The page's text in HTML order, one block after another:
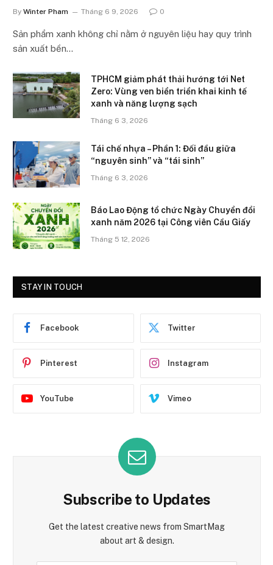
By Winter Pham Tháng 6 9, 2026 0
Sản phẩm xanh không chỉ nằm ở nguyên liệu hay quy trình
sản xuất bền…
TPHCM giảm phát thải hướng tới Net
Zero: Vùng ven biển triển khai kinh tế
xanh và năng lượng sạch
Tháng 6 3, 2026
Tái chế nhựa – Phần 1: Đối đầu giữa
“nguyên sinh” và “tái sinh”
Tháng 6 3, 2026
Báo Lao Động tổ chức Ngày Chuyển đổi
xanh năm 2026 tại Công viên Cầu Giấy
Tháng 5 12, 2026
STAY IN TOUCH
Facebook Twitter
Pinterest Instagram
YouTube Vimeo
Subscribe to Updates
Get the latest creative news from SmartMag
about art & design.